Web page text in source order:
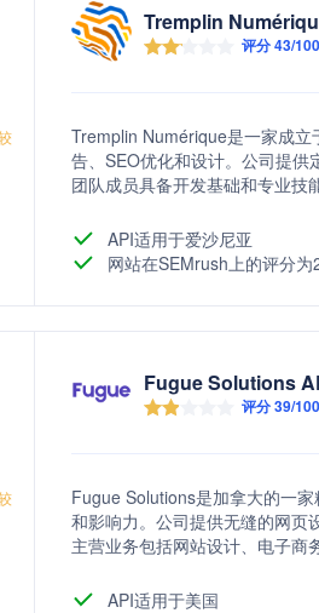
Tremplin
评分 43/100
Tremplin Numérique是一家成
告、SEO优化和设计。公司提供
团队成员具备开发基础和专业技
API适用于爱沙尼亚
网站在SEMrush上的评分为
Fugue Solutions
评分 39/100
Fugue Solutions是加拿大的一
和影响力。公司提供无缝的网页
主营业务包括网站设计、电子商
API适用于美国